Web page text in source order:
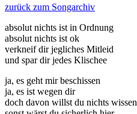
zurück zum Songarchiv
absolut nichts ist in Ordnung
absolut nichts ist ok
verkneif dir jegliches Mitleid
und spar dir jedes Klischee
ja, es geht mir beschissen
ja, es ist wegen dir
doch davon willst du nichts wissen